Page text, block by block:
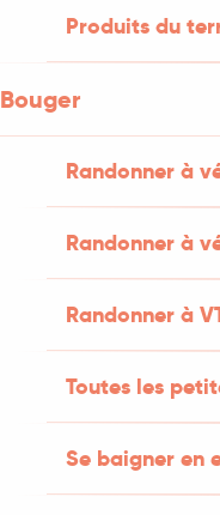
Produits du
Bouger
Randonner à
Randonner à
Randonner à
Toutes les
Se baigner en